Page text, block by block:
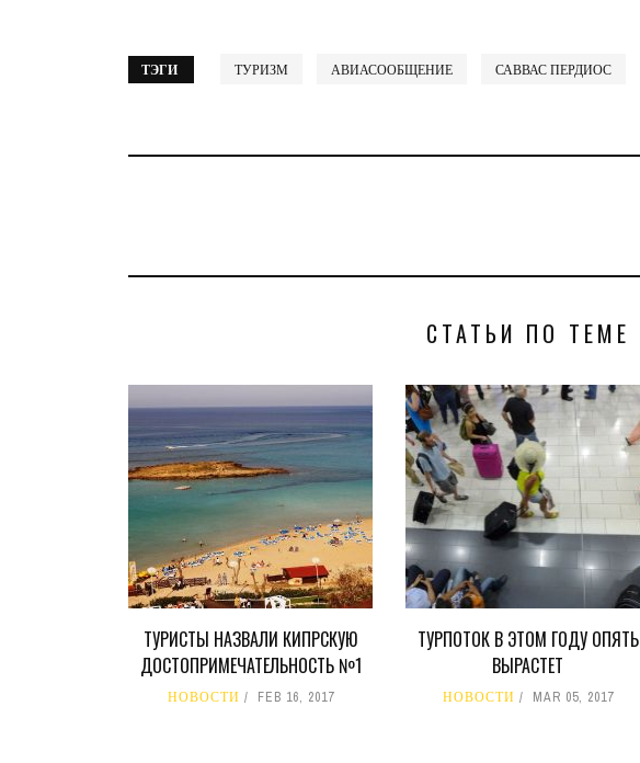
ТЭГИ ТУРИЗМ АВИАСООБЩЕНИЕ САВВАС ПЕРДИОС
СТАТЬИ ПО ТЕМЕ
ТУРИСТЫ НАЗВАЛИ КИПРСКУЮ
ДОСТОПРИМЕЧАТЕЛЬНОСТЬ №1
НОВОСТИ FEB 16, 2017
ТУРПОТОК В ЭТОМ ГОДУ ОПЯТЬ
ВЫРАСТЕТ
НОВОСТИ MAR 05, 2017